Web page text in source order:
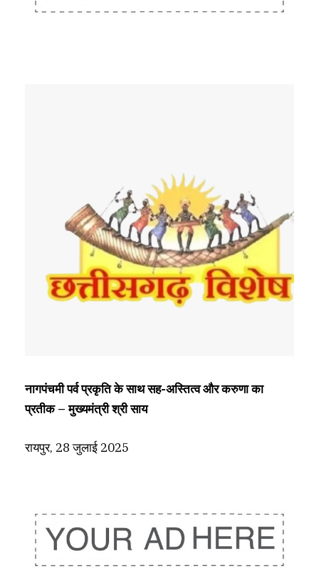
नागपंचमी पर्व प्रकृति के साथ सह-अस्तित्व और करुणा का
प्रतीक – मुख्यमंत्री श्री साय
रायपुर, 28 जुलाई 2025